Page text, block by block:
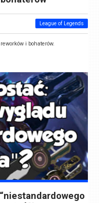
League of Legends
i bohaterów.